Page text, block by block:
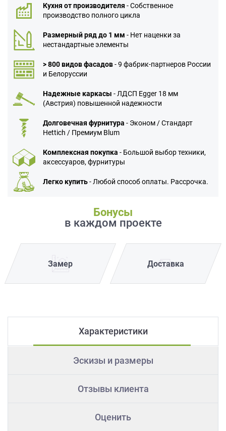
Кухня от производителя - Собственное
производство полного цикла
Размерный ряд до 1 мм - Нет наценки за
нестандартные элементы
> 800 видов фасадов- 9 фабрик-партнеров России
и Белоруссии
Надежные каркасы - ЛДСП Egger 18 мм
(Австрия) повышенной надежности
Долговечная фурнитура - Эконом / Стандарт
Hettich / Премиум Blum
Комплексная покупка - Большой выбор техники,
аксессуаров, фурнитуры
Легко купить- Любой способ оплаты. Рассрочка.
Бонусы
в каждом проекте
Замер Доставка
Характеристики
Эскизы и размеры
Отзывы клиента
Оценить